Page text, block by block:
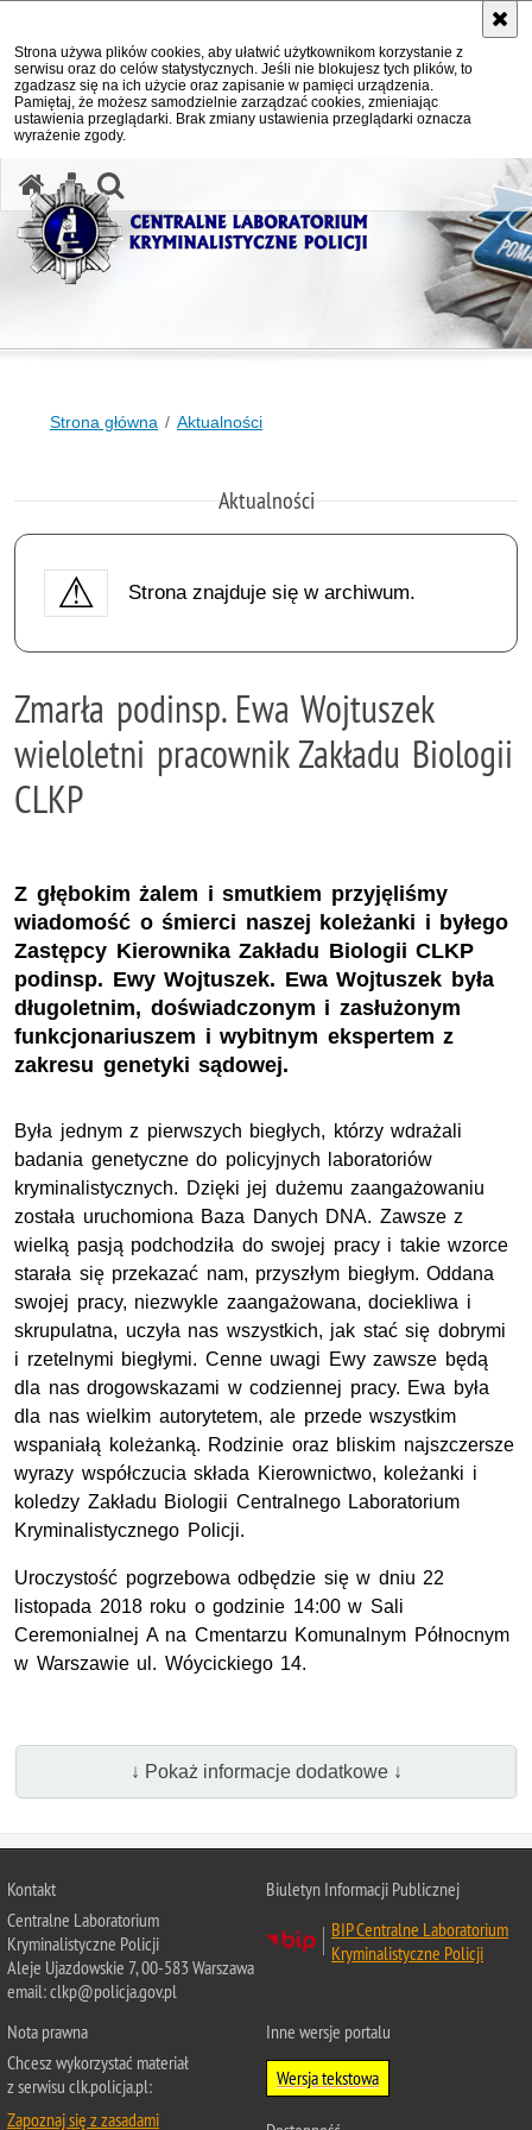
Strona używa plików cookies, aby ułatwić użytkownikom korzystanie z
serwisu oraz do celów statystycznych. Jeśli nie blokujesz tych plików, to
zgadzasz się na ich użycie oraz zapisanie w pamięci urządzenia.
Pamiętaj, że możesz samodzielnie zarządzać cookies, zmieniając
ustawienia przeglądarki. Brak zmiany ustawienia przeglądarki oznacza
wyrażenie zgody.
Strona główna Aktualności
Aktualności
Strona znajduje się w archiwum.
Zmarła podinsp. Ewa Wojtuszek
wieloletni pracownik Zakładu Biologii
CLKP
Z głębokim żalem i smutkiem przyjęliśmy
wiadomość o śmierci naszej koleżanki i byłego
Zastępcy Kierownika Zakładu Biologii CLKP
podinsp. Ewy Wojtuszek. Ewa Wojtuszek była
długoletnim, doświadczonym i zasłużonym
funkcjonariuszem i wybitnym ekspertem z
zakresu genetyki sądowej.
Była jednym z pierwszych biegłych, którzy wdrażali
badania genetyczne do policyjnych laboratoriów
kryminalistycznych. Dzięki jej dużemu zaangażowaniu
została uruchomiona Baza Danych DNA. Zawsze z
wielką pasją podchodziła do swojej pracy i takie wzorce
starała się przekazać nam, przyszłym biegłym. Oddana
swojej pracy, niezwykle zaangażowana, dociekliwa i
skrupulatna, uczyła nas wszystkich, jak stać się dobrymi
i rzetelnymi biegłymi. Cenne uwagi Ewy zawsze będą
dla nas drogowskazami w codziennej pracy. Ewa była
dla nas wielkim autorytetem, ale przede wszystkim
wspaniałą koleżanką. Rodzinie oraz bliskim najszczersze
wyrazy współczucia składa Kierownictwo, koleżanki i
koledzy Zakładu Biologii Centralnego Laboratorium
Kryminalistycznego Policji.
Uroczystość pogrzebowa odbędzie się w dniu 22
listopada 2018 roku o godzinie 14:00 w Sali
Ceremonialnej A na Cmentarzu Komunalnym Północnym
w Warszawie ul. Wóycickiego 14.
↓ Pokaż informacje dodatkowe ↓
Kontakt
Centralne Laboratorium
Kryminalistyczne Policji
Aleje Ujazdowskie 7, 00-583 Warszawa
email: clkp@policja.gov.pl
Biuletyn Informacji Publicznej
BIP Centralne Laboratorium
Kryminalistyczne Policji
Nota prawna
Chcesz wykorzystać materiał
z serwisu clk.policja.pl:
Zapoznaj się z zasadami
Inne wersje portalu
Wersja tekstowa